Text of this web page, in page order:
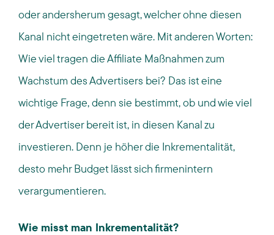
oder andersherum gesagt, welcher ohne diesen
Kanal nicht eingetreten wäre. Mit anderen Worten:
Wie viel tragen die Affiliate Maßnahmen zum
Wachstum des Advertisers bei? Das ist eine
wichtige Frage, denn sie bestimmt, ob und wie viel
der Advertiser bereit ist, in diesen Kanal zu
investieren. Denn je höher die Inkrementalität,
desto mehr Budget lässt sich firmenintern
verargumentieren.
Wie misst man Inkrementalität?